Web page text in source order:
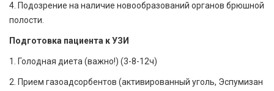
4. Подозрение на наличие новообразований органов брюшной
полости.
Подготовка пациента к УЗИ
1. Голодная диета (важно!) (3-8-12ч)
2. Прием газоадсорбентов (активированный уголь, Эспумизан